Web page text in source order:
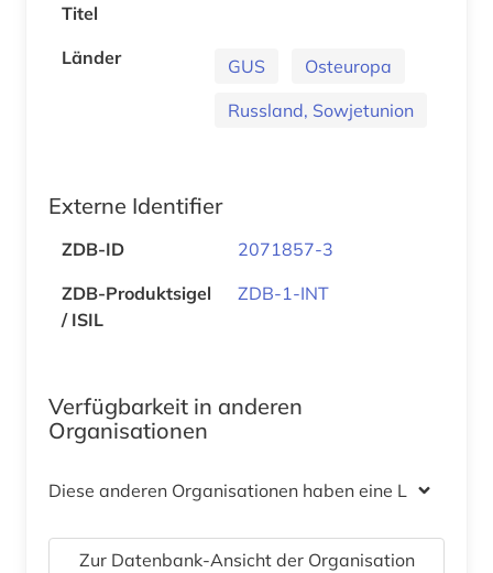
Titel
Länder GUS
Osteuropa
Russland, Sowjetunion
Externe Identifier
ZDB-ID
2071857-3
ZDB-Produktsigel
/ ISIL
ZDB-1-INT
Verfügbarkeit in anderen
Organisationen
Diese anderen Organisationen haben eine Lizenz
Zur Datenbank-Ansicht der Organisation